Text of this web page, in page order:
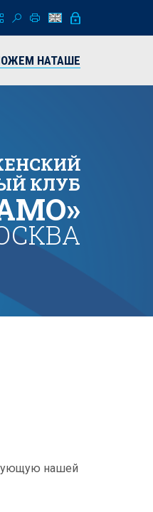
НАТАШЕ
КЛУБ
нашей